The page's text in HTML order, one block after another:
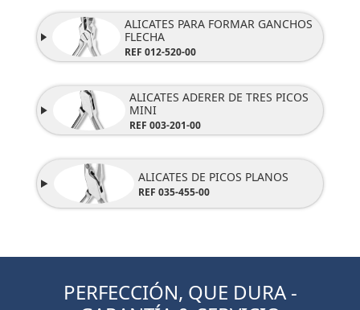
ALICATES PARA FORMAR GANCHOS
FLECHA
REF 012-520-00
ALICATES ADERER DE TRES PICOS
MINI
REF 003-201-00
ALICATES DE PICOS PLANOS
REF 035-455-00
PERFECCIÓN, QUE DURA -